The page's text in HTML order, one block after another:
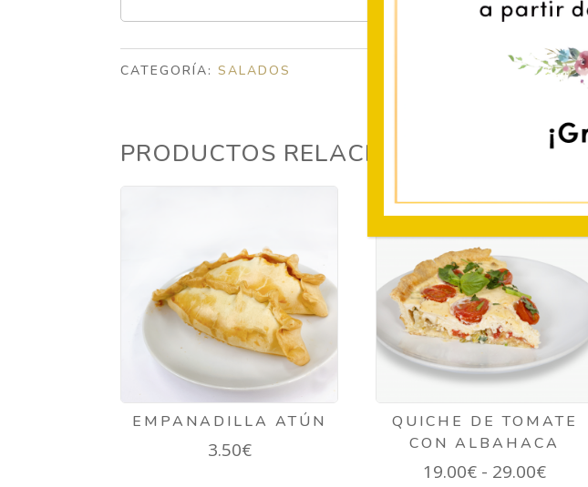
CATEGORÍA: SALADOS
PRODUCTOS RELACIONADOS
EMPANADILLA ATÚN
3.50€
QUICHE DE TOMATE
CON ALBAHACA
19.00€ - 29.00€Rango